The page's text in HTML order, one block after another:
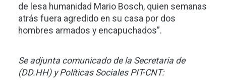
de lesa humanidad Mario Bosch, quien semanas
atrás fuera agredido en su casa por dos
hombres armados y encapuchados”.
Se adjunta comunicado de la Secretaria de
(DD.HH) y Políticas Sociales PIT-CNT: